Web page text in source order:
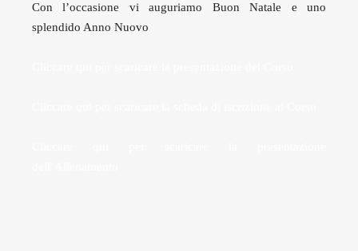
Con l’occasione vi auguriamo Buon Natale e uno
splendido Anno Nuovo